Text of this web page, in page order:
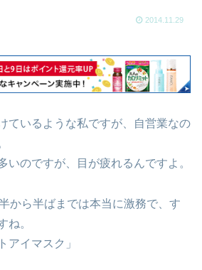
2014.11.29
ているような私ですが、自営業なの
いのですが、目が疲れるんですよ。
から半ばまでは本当に激務で、す
ね。
アイマスク」